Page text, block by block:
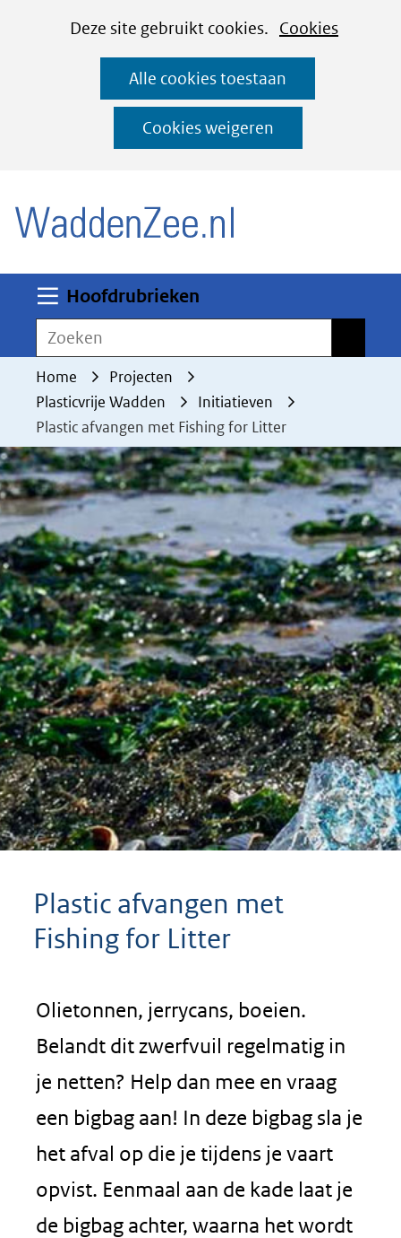
CookiesDeze site gebruikt cookies. Cookies
deze
worden
toegestaan
geweigerd.
Alle cookies toestaan
Cookies weigeren
Ga
naar
de
inhoud
Hoofdrubrieken
Zoeken
Home
Projecten
Plasticvrije Wadden
Initiatieven
Plastic afvangen met Fishing for Litter
Plastic afvangen met
Fishing for Litter
Olietonnen, jerrycans, boeien.
Belandt dit zwerfvuil regelmatig in
je netten? Help dan mee en vraag
een bigbag aan! In deze bigbag sla je
het afval op die je tijdens je vaart
opvist. Eenmaal aan de kade laat je
de bigbag achter, waarna het wordt